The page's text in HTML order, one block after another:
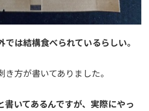
は結構食べられているらしい。
方が書いてありました。
書いてあるんですが、実際にやっ